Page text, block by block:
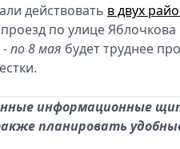
действовать в двух
по улице Яблочкова
-по 8 мая будет труднее
информационные
планировать